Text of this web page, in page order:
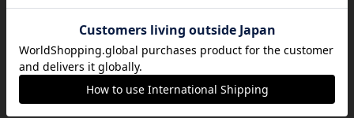
作。最近オープンしたお店に置いてあったので
勢いで購入。基本となるこのセットでもカード
の種類は多岐に渡る。その中で、ゲーム中で使
うのは10種類程度なので、毎回違う展開を味わ
える。リプレイ性は...